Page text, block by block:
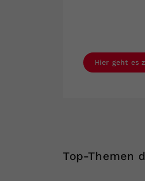
Hier geht es
Top-Themen